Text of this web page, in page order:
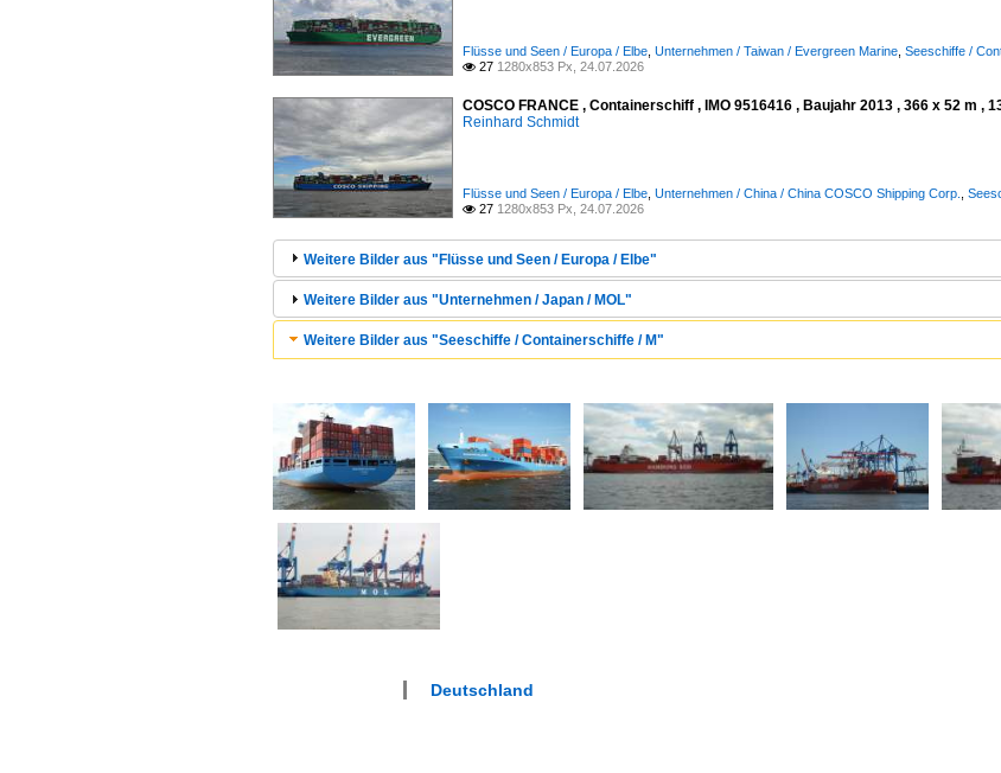
Flüsse und Seen / Europa / Elbe Unternehmen / Taiwan / Evergreen Marine Seeschiffe /
 27 1280x853 Px, 24.07.2026
COSCO FRANCE , Containerschiff , IMO 9516416 , Baujahr 2013 , 366 x 52 m ,
Reinhard Schmidt
Flüsse und Seen / Europa / Elbe Unternehmen / China / China COSCO Shipping Corp.
 27 1280x853 Px, 24.07.2026
Weitere Bilder aus "Flüsse und Seen / Europa / Elbe"
Weitere Bilder aus "Unternehmen / Japan / MOL"
Weitere Bilder aus "Seeschiffe / Containerschiffe / M"
Deutschland